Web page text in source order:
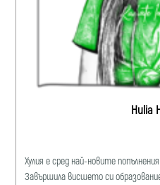
Hulia
Хулия е сред най-новите
Завършила висшето си